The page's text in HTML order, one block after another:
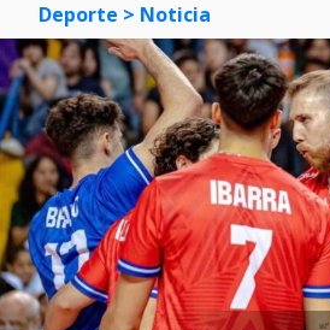
Deporte > Noticia